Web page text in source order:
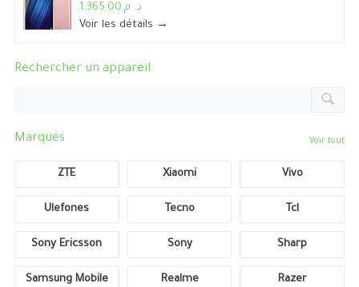
د. م.1,365.00
Voir les détails →
Rechercher un appareil
Marques Voir tout
ZTE Xiaomi Vivo
Ulefones Tecno Tcl
Sony Ericsson Sony Sharp
Samsung Mobile Realme Razer